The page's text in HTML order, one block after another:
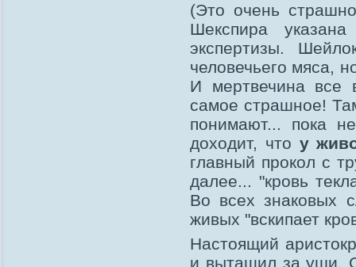
(Это очень
Шекспира
экспертизы.
человечьего мяса,
И мертвечина все
самое страшное!
понимают... пока
доходит, что у
главный прокол с
далее... "кровь
Во всех знаковых
живых "вскипает
Настоящий
и вытащил за уши.